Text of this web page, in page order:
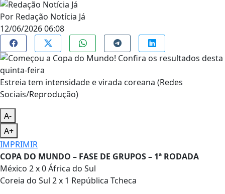
Por Redação Notícia Já
12/06/2026 06:08
Estreia tem intensidade e virada coreana (Redes
Sociais/Reprodução)
A-
A+
IMPRIMIR
COPA DO MUNDO – FASE DE GRUPOS – 1ª RODADA
México 2 x 0 África do Sul
Coreia do Sul 2 x 1 República Tcheca